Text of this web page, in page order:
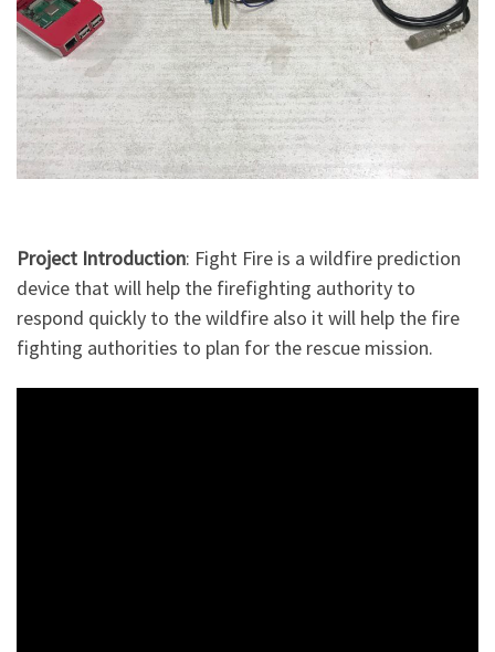
Project Introduction: Fight Fire is a wildfire prediction
device that will help the firefighting authority to
respond quickly to the wildfire also it will help the fire
fighting authorities to plan for the rescue mission.